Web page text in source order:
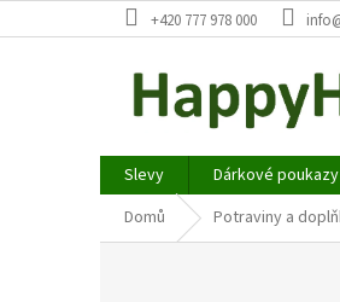
na
+420 777 978 000
Slevy Dárkové poukazy
Domů
Potraviny a